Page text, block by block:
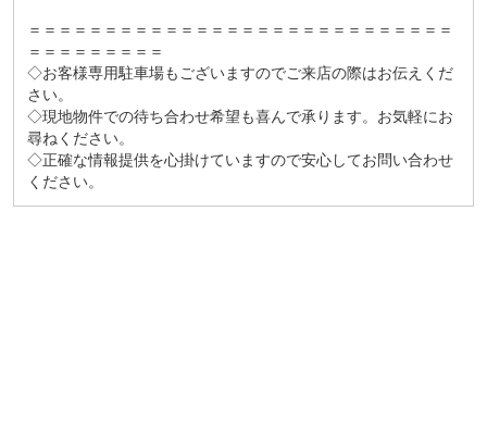
＝＝＝＝＝＝＝＝＝＝＝＝＝＝＝＝＝＝＝＝＝＝＝＝＝＝＝＝
＝＝＝＝＝＝＝＝＝
◇お客様専用駐車場もございますのでご来店の際はお伝えくだ
さい。
◇現地物件での待ち合わせ希望も喜んで承ります。お気軽にお
尋ねください。
◇正確な情報提供を心掛けていますので安心してお問い合わせ
ください。